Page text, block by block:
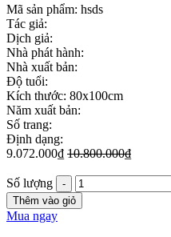
Mã sản phẩm: hsds
Tác giả:
Dịch giả:
Nhà phát hành:
Nhà xuất bản:
Độ tuổi:
Kích thước: 80x100cm
Năm xuất bản:
Số trang:
Định dạng:
9.072.000₫ 10.800.000₫
Số lượng
Thêm vào giỏ
Mua ngay